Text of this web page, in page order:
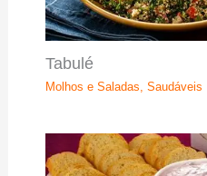
Tabulé
Molhos e Saladas Saudáveis